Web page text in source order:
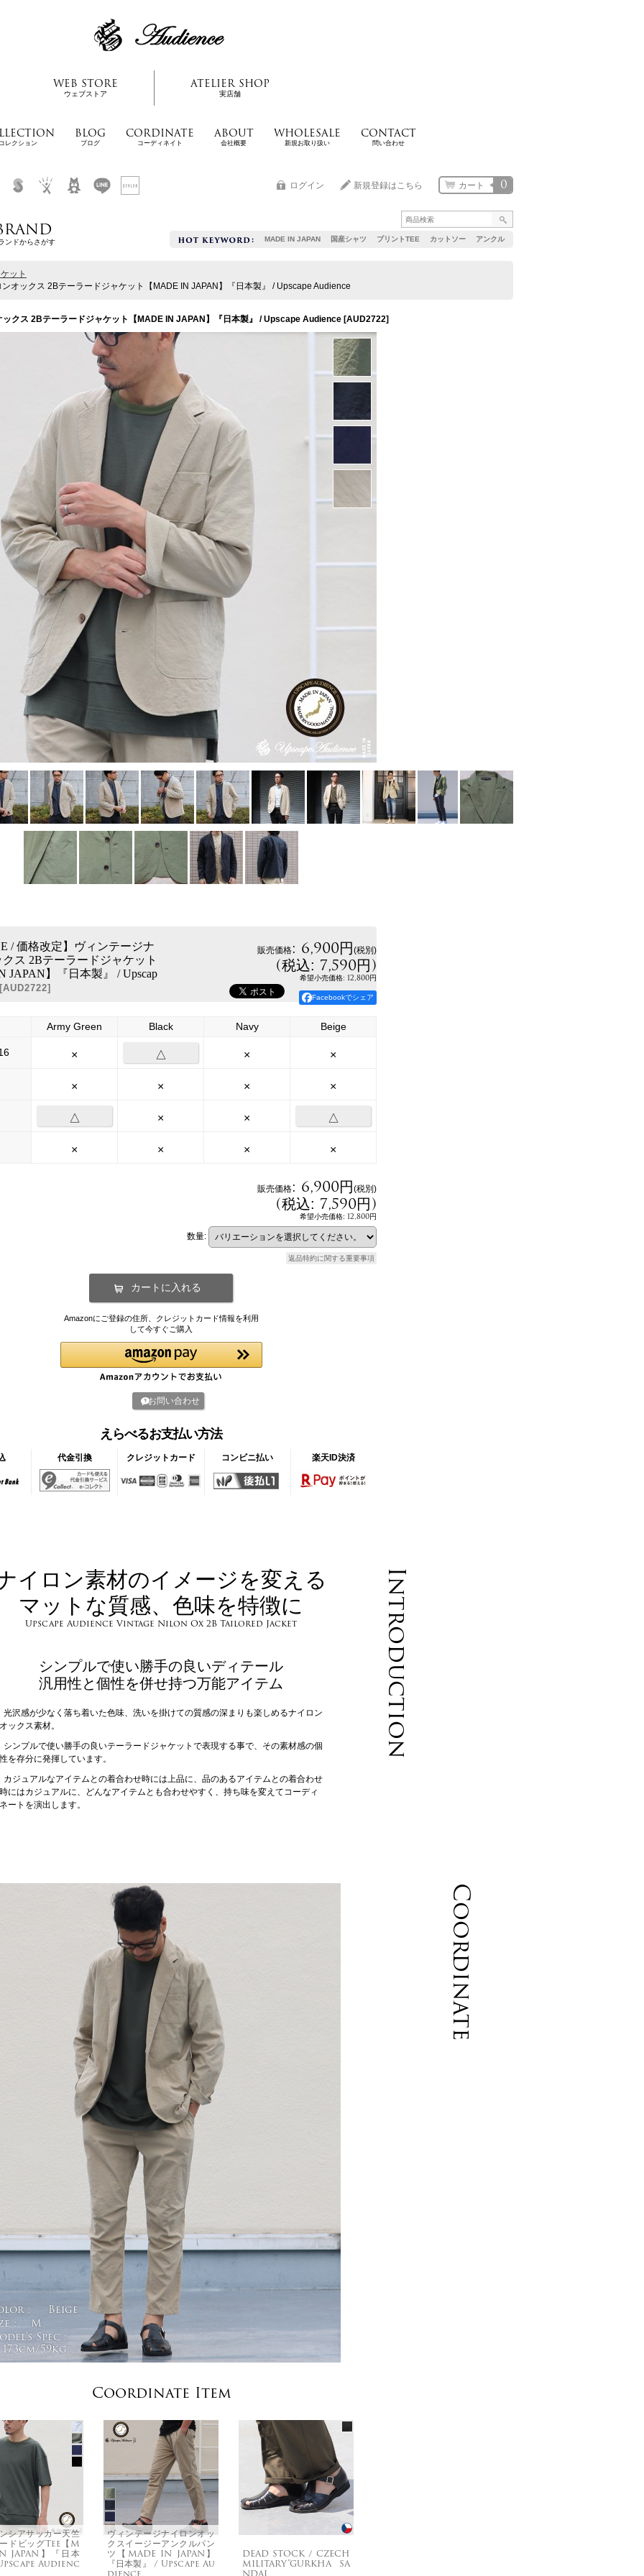
WEB STORE
ウェブストア
ATELIER SHOP
実店舗
レクション
BLOG
ブログ
CORDINATE
コーディネイト
ABOUT
会社概要
WHOLESALE
新規お取り扱い
CONTACT
問い合わせ
MADE IN JAPAN 国産シャツ プリントTEE カットソー アンクル
0
カート
ログイン 新規登録はこちら
ンドからさがす
ット
オックス 2Bテーラードジャケット【MADE IN JAPAN】『日本製』 / Upscape Audience
クス 2Bテーラードジャケット【MADE IN JAPAN】『日本製』 / Upscape Audience [AUD2722]
/ 価格改定】ヴィンテージナ
ス 2Bテーラードジャケット
JAPAN】『日本製』 / Upscap
[AUD2722]
販売価格: 6,900円(税別)
(税込: 7,590円)
希望小売価格: 12,800円
Facebookでシェア
Army Green Black Navy Beige
× △ × ×
× × × ×
△ × × △
× × × ×
販売価格: 6,900円(税別)
(税込: 7,590円)
希望小売価格: 12,800円
数量:
返品特約に関する重要事項
Amazonにご登録の住所、クレジットカード情報を利用
して今すぐご購入
お問い合わせ
えらべるお支払い方法
代金引換 クレジットカード コンビニ払い 楽天ID決済
Introduction
イロン素材のイメージを変える
マットな質感、色味を特徴に
Upscape Audience Vintage Nilon Ox 2B Tailored Jacket
シンプルで使い勝手の良いディテール
汎用性と個性を併せ持つ万能アイテム
光沢感が少なく落ち着いた色味、洗いを掛けての質感の深まりも楽しめるナイロン
オックス素材。
シンプルで使い勝手の良いテーラードジャケットで表現する事で、その素材感の個
性を存分に発揮しています。
カジュアルなアイテムとの着合わせ時には上品に、品のあるアイテムとの着合わせ
時にはカジュアルに、どんなアイテムとも合わせやすく、持ち味を変えてコーディ
ネートを演出します。
Coordinate
:
Beige
:
M
Spec :
173cm/59kg
Coordinate Item
シアサッカー天竺
ドビッグTee【M
JAPAN】『日本
Audienc
ヴィンテージナイロンオッ
クスイージーアンクルパン
ツ【MADE IN JAPAN】
『日本製』 / Upscape Au
DEAD STOCK / CZECH
MILITARY”GURKHA SA